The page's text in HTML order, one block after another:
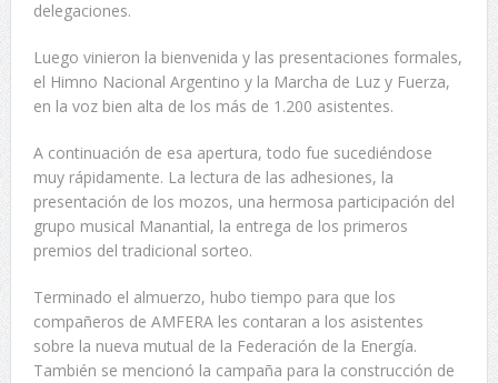
delegaciones.
Luego vinieron la bienvenida y las presentaciones formales,
el Himno Nacional Argentino y la Marcha de Luz y Fuerza,
en la voz bien alta de los más de 1.200 asistentes.
A continuación de esa apertura, todo fue sucediéndose
muy rápidamente. La lectura de las adhesiones, la
presentación de los mozos, una hermosa participación del
grupo musical Manantial, la entrega de los primeros
premios del tradicional sorteo.
Terminado el almuerzo, hubo tiempo para que los
compañeros de AMFERA les contaran a los asistentes
sobre la nueva mutual de la Federación de la Energía.
También se mencionó la campaña para la construcción de